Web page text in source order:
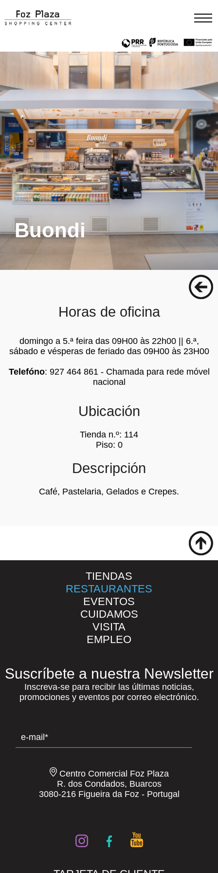
Buondi
Horas de oficina
domingo a 5.ª feira das 09H00 às 22h00 || 6.ª,
sábado e vésperas de feriado das 09H00 às 23H00
Telefóno: 927 464 861 - Chamada para rede móvel
nacional
Ubicación
Tienda n.º: 114
Piso: 0
Descripción
Café, Pastelaria, Gelados e Crepes.
TIENDAS
RESTAURANTES
EVENTOS
CUIDAMOS
VISITA
EMPLEO
Suscríbete a nuestra Newsletter
Inscreva-se para recibir las últimas noticias,
promociones y eventos por correo electrónico.
Centro Comercial Foz Plaza
R. dos Condados, Buarcos
3080-216 Figueira da Foz - Portugal